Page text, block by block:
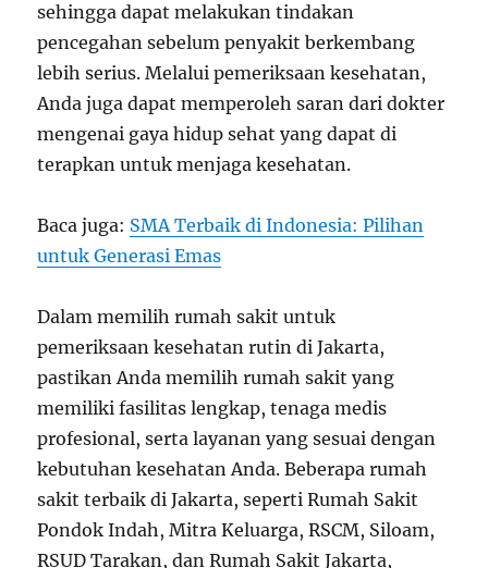
sehingga dapat melakukan tindakan
pencegahan sebelum penyakit berkembang
lebih serius. Melalui pemeriksaan kesehatan,
Anda juga dapat memperoleh saran dari dokter
mengenai gaya hidup sehat yang dapat di
terapkan untuk menjaga kesehatan.
Baca juga: SMA Terbaik di Indonesia: Pilihan
untuk Generasi Emas
Dalam memilih rumah sakit untuk
pemeriksaan kesehatan rutin di Jakarta,
pastikan Anda memilih rumah sakit yang
memiliki fasilitas lengkap, tenaga medis
profesional, serta layanan yang sesuai dengan
kebutuhan kesehatan Anda. Beberapa rumah
sakit terbaik di Jakarta, seperti Rumah Sakit
Pondok Indah, Mitra Keluarga, RSCM, Siloam,
RSUD Tarakan, dan Rumah Sakit Jakarta,